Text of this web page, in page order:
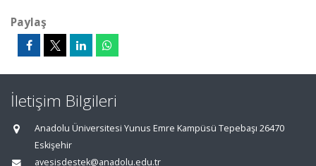
Paylaş
İletişim Bilgileri
Anadolu Üniversitesi Yunus Emre Kampüsü Tepebaşı 26470
Eskişehir
avesisdestek@anadolu.edu.tr